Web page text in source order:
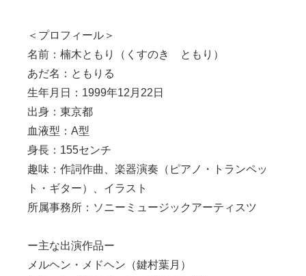
＜プロフィール＞
名前：楠木ともり（くすのき ともり）
あだ名：ともりる
生年月日：1999年12月22日
出身：東京都
血液型：A型
身長：155センチ
趣味：作詞作曲、楽器演奏（ピアノ・トランペッ
ト・ギター）、イラスト
所属事務所：ソニーミュージックアーティスツ
ー主な出演作品ー
メルヘン・メドヘン（鍵村葉月）